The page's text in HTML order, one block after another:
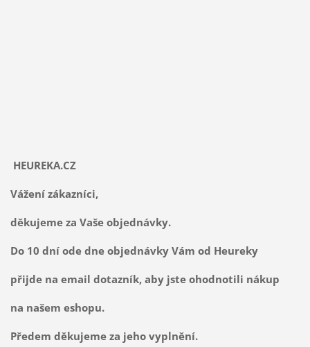
HEUREKA.CZ
Vážení zákazníci,
děkujeme za Vaše objednávky.
Do 10 dní ode dne objednávky Vám od Heureky
přijde na email dotazník, aby jste ohodnotili nákup
na našem eshopu.
Předem děkujeme za jeho vyplnění.